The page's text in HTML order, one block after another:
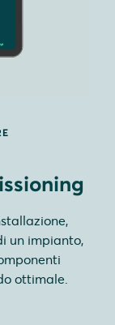
un impianto,
ottimale.